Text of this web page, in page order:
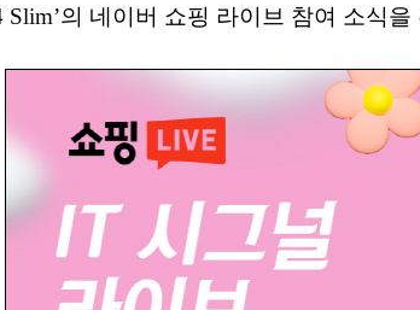
Slim’의 네이버 쇼핑 라이브 참여 소식을